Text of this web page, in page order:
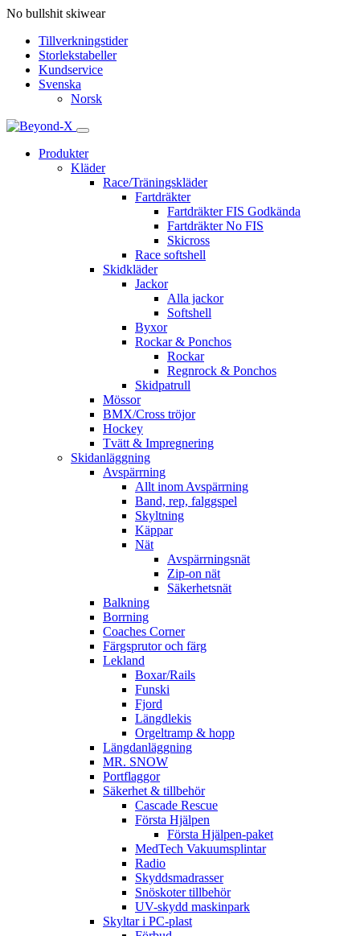
No bullshit skiwear
Tillverkningstider
Storlekstabeller
Kundservice
Svenska
Norsk
Produkter
Kläder
Race/Träningskläder
Fartdräkter
Fartdräkter FIS Godkända
Fartdräkter No FIS
Skicross
Race softshell
Skidkläder
Jackor
Alla jackor
Softshell
Byxor
Rockar & Ponchos
Rockar
Regnrock & Ponchos
Skidpatrull
Mössor
BMX/Cross tröjor
Hockey
Tvätt & Impregnering
Skidanläggning
Avspärrning
Allt inom Avspärrning
Band, rep, falggspel
Skyltning
Käppar
Nät
Avspärrningsnät
Zip-on nät
Säkerhetsnät
Balkning
Borrning
Coaches Corner
Färgsprutor och färg
Lekland
Boxar/Rails
Funski
Fjord
Längdlekis
Orgeltramp & hopp
Längdanläggning
MR. SNOW
Portflaggor
Säkerhet & tillbehör
Cascade Rescue
Första Hjälpen
Första Hjälpen-paket
MedTech Vakuumsplintar
Radio
Skyddsmadrasser
Snöskoter tillbehör
UV-skydd maskinpark
Skyltar i PC-plast